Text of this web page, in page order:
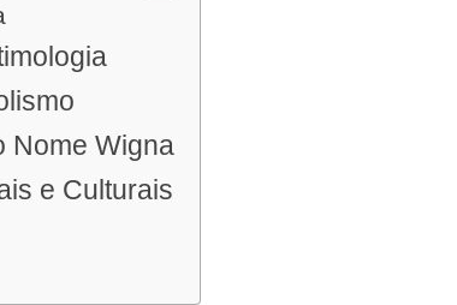
Nome Wigna
e Culturais